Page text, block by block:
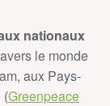
nationaux
le monde
aux Pays-
(Greenpeace